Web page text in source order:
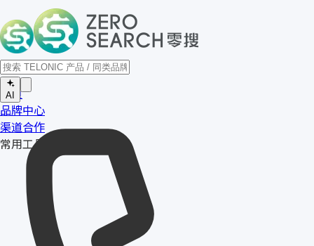
AI
首页
品牌中心
渠道合作
常用工具